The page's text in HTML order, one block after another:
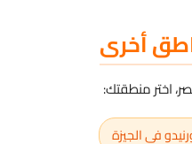
أخرى
اختر منطقتك:
في الجيزة